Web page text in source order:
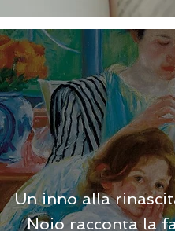
Un inno alla
Noio racconta la